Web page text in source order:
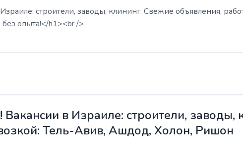
строители, заводы, клининг. Свежие объявления,
опыта!</h1><br />
в Израиле: строители, заводы,
Тель-Авив, Ашдод, Холон, Ришон